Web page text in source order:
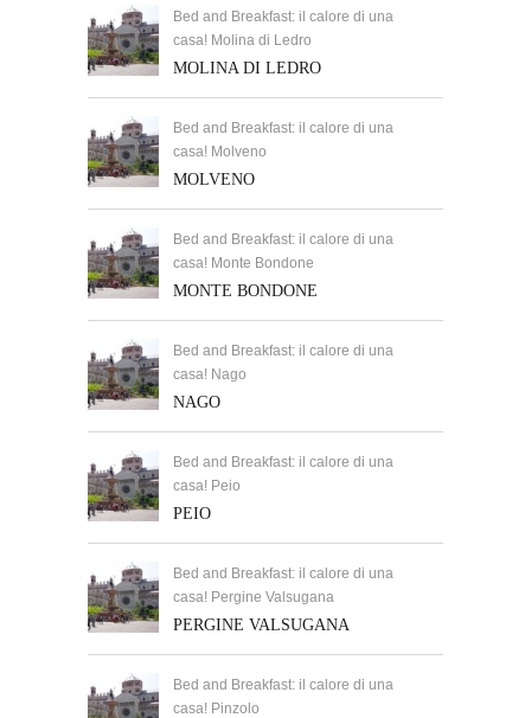
Bed and Breakfast: il calore di una
casa! Molina di Ledro
MOLINA DI LEDRO
Bed and Breakfast: il calore di una
casa! Molveno
MOLVENO
Bed and Breakfast: il calore di una
casa! Monte Bondone
MONTE BONDONE
Bed and Breakfast: il calore di una
casa! Nago
NAGO
Bed and Breakfast: il calore di una
casa! Peio
PEIO
Bed and Breakfast: il calore di una
casa! Pergine Valsugana
PERGINE VALSUGANA
Bed and Breakfast: il calore di una
casa! Pinzolo